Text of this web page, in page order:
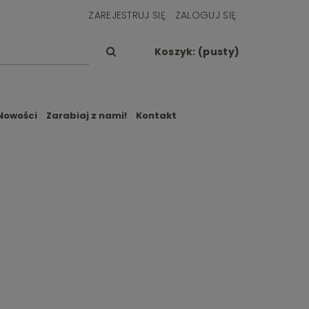
ZAREJESTRUJ SIĘ ZALOGUJ SIĘ
Koszyk: (pusty)
Zarabiaj z nami! Kontakt